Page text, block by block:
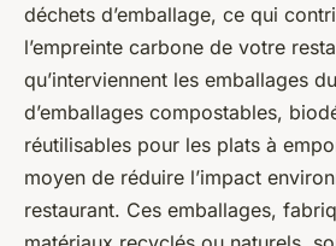
déchets d’emballage, ce qui
l’empreinte carbone de votre
qu’interviennent les emballages
d’emballages compostables,
réutilisables pour les plats à
moyen de réduire l’impact
restaurant. Ces emballages,